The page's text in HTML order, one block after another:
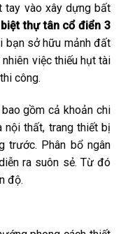
tay vào xây dựng bất
biệt thự tân cổ điển 3
bạn sở hữu mảnh đất
việc thiếu hụt tài
công.
gồm cả khoản chi
nội thất, trang thiết bị
trước. Phân bổ ngân
ra suôn sẻ. Từ đó
độ.